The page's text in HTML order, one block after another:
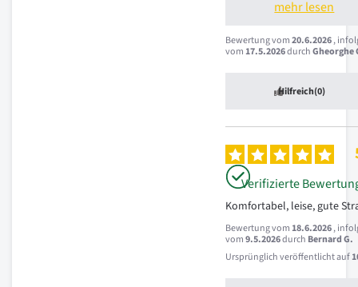
mehr lesen
Bewertung vom20.6.2026,
vom17.5.2026durchGheorghe
Hilfreich(0)
Verifizierte
Komfortabel, leise, gute
Bewertung vom18.6.2026,
vom9.5.2026durch Bernard G.
Ursprünglich veröffentlicht auf